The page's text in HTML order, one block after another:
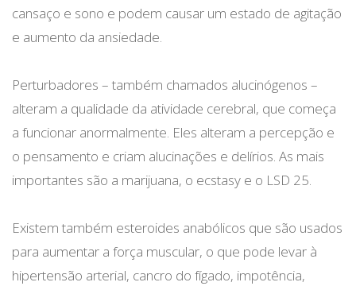
cansaço e sono e podem causar um estado de agitação
e aumento da ansiedade.
Perturbadores – também chamados alucinógenos –
alteram a qualidade da atividade cerebral, que começa
a funcionar anormalmente. Eles alteram a percepção e
o pensamento e criam alucinações e delírios. As mais
importantes são a marijuana, o ecstasy e o LSD 25.
Existem também esteroides anabólicos que são usados
para aumentar a força muscular, o que pode levar à
hipertensão arterial, cancro do fígado, impotência,